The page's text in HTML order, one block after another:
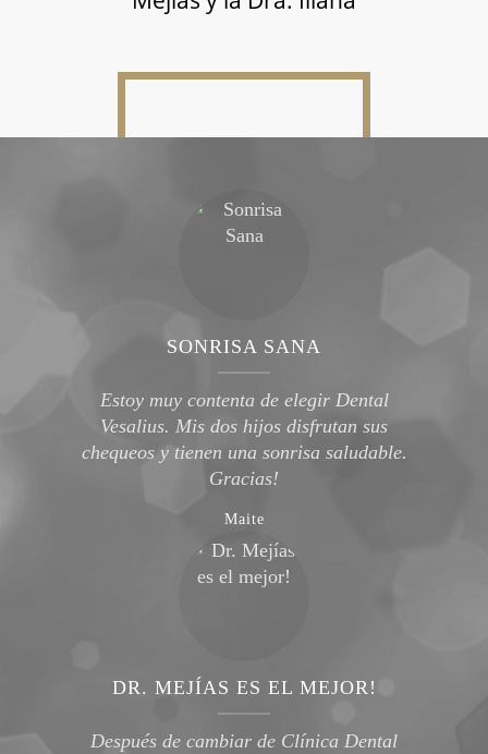
Dra. Verónica Illana
Odontóloga
SONRISA SANA
Estoy muy contenta de elegir Dental
Vesalius. Mis dos hijos disfrutan sus
chequeos y tienen una sonrisa saludable.
Gracias!
Maite
DR. MEJÍAS ES EL MEJOR!
Después de cambiar de Clínica Dental